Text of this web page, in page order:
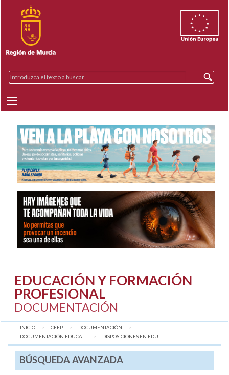
EDUCACIÓN Y FORMACIÓN
PROFESIONAL
DOCUMENTACIÓN
INICIO CEFP
DOCUMENTACIÓN
DOCUMENTACIÓN EDUCAT...
AQUÍ:
DISPOSICIONES EN EDU...
BÚSQUEDA AVANZADA